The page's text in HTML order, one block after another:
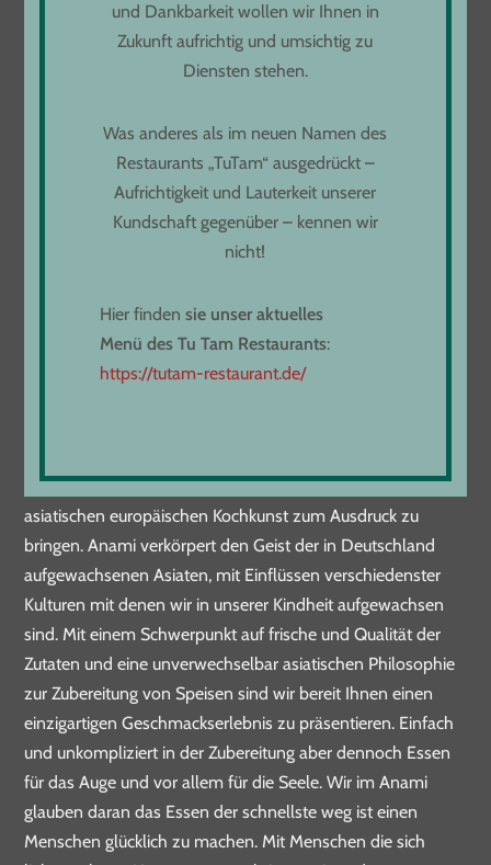
ÖFFNUNGSZEITEN
Freitag von 11:30 bis 23:00
Samstag - Sonntag 11:30 bis 22:30
Tel. 07161 61 97 234
DAS ANAMI RESTAURANT
Wir eröffneten das Anami um unseren einzigartigen Stil der
asiatischen europäischen Kochkunst zum Ausdruck zu
bringen. Anami verkörpert den Geist der in Deutschland
aufgewachsenen Asiaten, mit Einflüssen verschiedenster
Kulturen mit denen wir in unserer Kindheit aufgewachsen
sind. Mit einem Schwerpunkt auf frische und Qualität der
Zutaten und eine unverwechselbar asiatischen Philosophie
zur Zubereitung von Speisen sind wir bereit Ihnen einen
einzigartigen Geschmackserlebnis zu präsentieren. Einfach
und unkompliziert in der Zubereitung aber dennoch Essen
für das Auge und vor allem für die Seele. Wir im Anami
glauben daran das Essen der schnellste weg ist einen
Menschen glücklich zu machen. Mit Menschen die sich
und Dankbarkeit wollen wir Ihnen in
Zukunft aufrichtig und umsichtig zu
Diensten stehen.
Was anderes als im neuen Namen des
Restaurants „TuTam“ ausgedrückt –
Aufrichtigkeit und Lauterkeit unserer
Kundschaft gegenüber – kennen wir
nicht!
Hier finden sie unser aktuelles
Menü des Tu Tam Restaurants:
https://tutam-restaurant.de/